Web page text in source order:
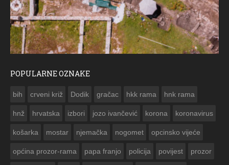
POPULARNE OZNAKE
bih crveni križ Dodik gračac hkk rama hnk rama
hnž hrvatska izbori jozo ivančević korona koronavirus
košarka mostar njemačka nogomet opcinsko vijeće
općina prozor-rama papa franjo policija povijest prozor